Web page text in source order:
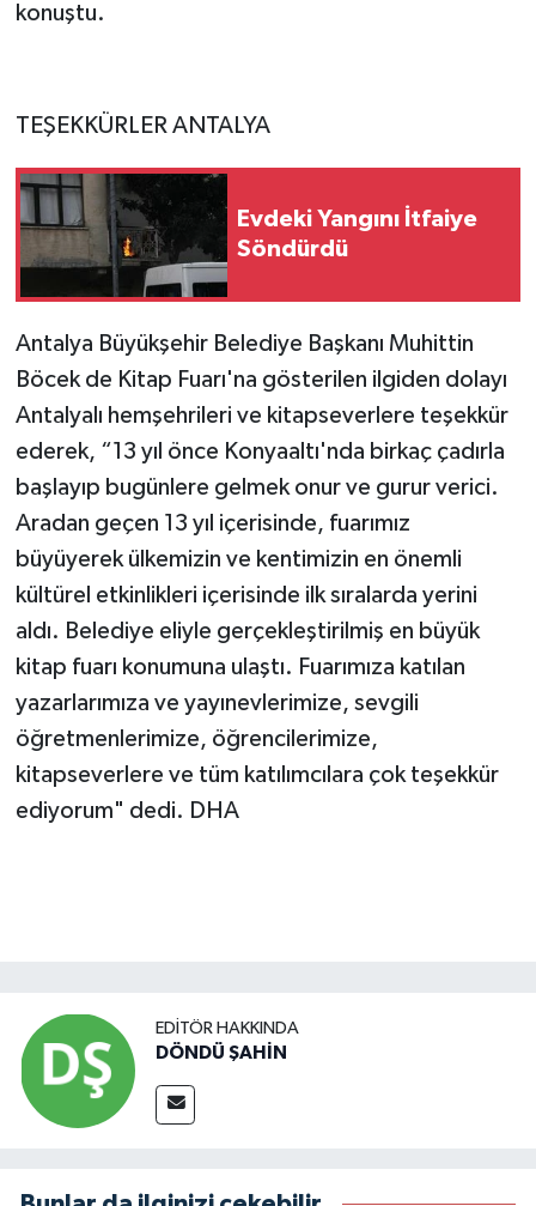
konuştu.
TEŞEKKÜRLER ANTALYA
Evdeki Yangını İtfaiye
Söndürdü
Antalya Büyükşehir Belediye Başkanı Muhittin
Böcek de Kitap Fuarı'na gösterilen ilgiden dolayı
Antalyalı hemşehrileri ve kitapseverlere teşekkür
ederek, “13 yıl önce Konyaaltı'nda birkaç çadırla
başlayıp bugünlere gelmek onur ve gurur verici.
Aradan geçen 13 yıl içerisinde, fuarımız
büyüyerek ülkemizin ve kentimizin en önemli
kültürel etkinlikleri içerisinde ilk sıralarda yerini
aldı. Belediye eliyle gerçekleştirilmiş en büyük
kitap fuarı konumuna ulaştı. Fuarımıza katılan
yazarlarımıza ve yayınevlerimize, sevgili
öğretmenlerimize, öğrencilerimize,
kitapseverlere ve tüm katılımcılara çok teşekkür
ediyorum" dedi. DHA
EDITÖR HAKKINDA
DÖNDÜ ŞAHİN